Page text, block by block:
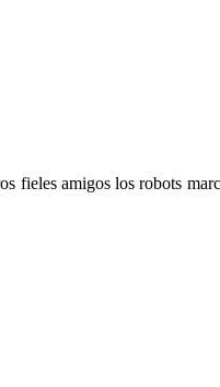
fieles amigos los robots